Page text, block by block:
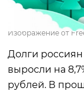
Изображение от
Долги россиян
выросли на
рублей. В